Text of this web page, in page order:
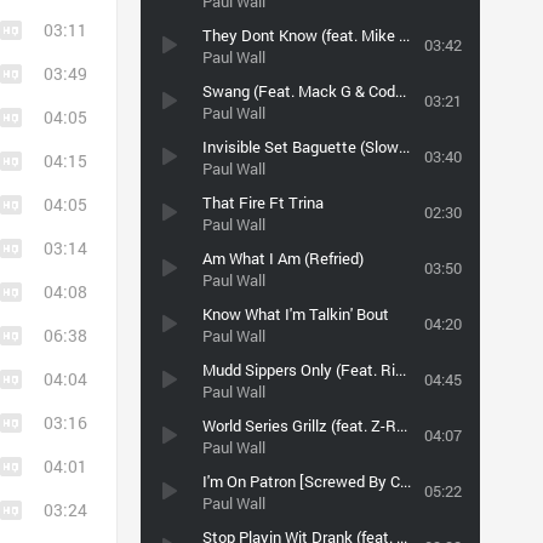
They Dont Know (feat. Mike Jones)
Paul Wall
03:42
Swang (Feat. Mack G & Codak Carter)
Paul Wall
03:21
Invisible Set Baguette (Slowed By DSA Car Boutique)_vk.com/dsacarboutique
Paul Wall
03:40
That Fire Ft Trina
Paul Wall
02:30
Am What I Am (Refried)
Paul Wall
03:50
Know What I'm Talkin' Bout
Paul Wall
04:20
Mudd Sippers Only (Feat. Rich the Factor)
Paul Wall
04:45
World Series Grillz (feat. Z-Ro & Lil Keke)
Paul Wall
04:07
I'm On Patron [Screwed By Cyrax 30 Hz And Up]
Paul Wall
05:22
Stop Playin Wit Drank (feat. Killa Kyleon)
03:11
03:49
04:05
04:15
04:05
03:14
04:08
06:38
04:04
03:16
04:01
03:24